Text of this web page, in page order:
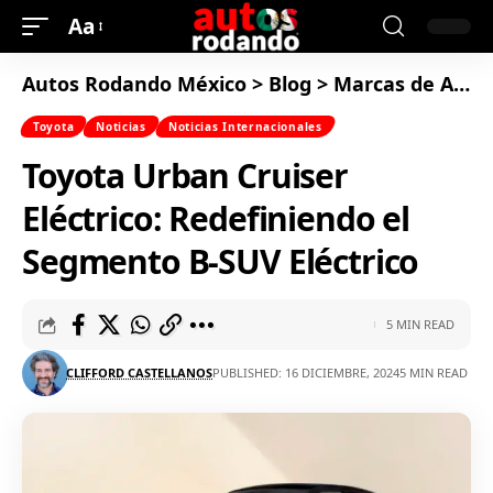
Aa
Autos Rodando México > Blog > Marcas de Autos
Toyota Noticias Noticias Internacionales
Toyota Urban Cruiser
Eléctrico: Redefiniendo el
Segmento B-SUV Eléctrico
CLIFFORD CASTELLANOSPUBLISHED: 16 DICIEMBRE, 20245 MIN READ
5 MIN READ